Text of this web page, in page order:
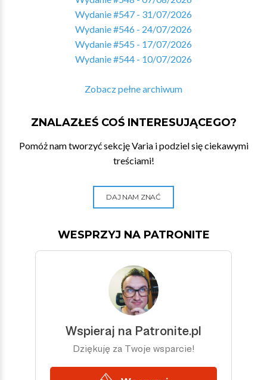
Wydanie #547 - 31/07/2026
Wydanie #546 - 24/07/2026
Wydanie #545 - 17/07/2026
Wydanie #544 - 10/07/2026
Zobacz pełne archiwum
ZNALAZŁEŚ COŚ INTERESUJĄCEGO?
Pomóż nam tworzyć sekcję Varia i podziel się ciekawymi
treściami!
DAJ NAM ZNAĆ
WESPRZYJ NA PATRONITE